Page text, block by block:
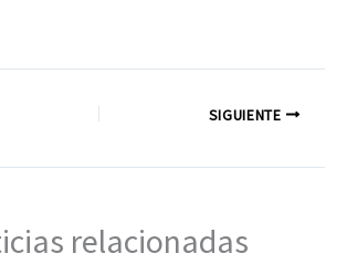
SIGUIENTE
relacionadas